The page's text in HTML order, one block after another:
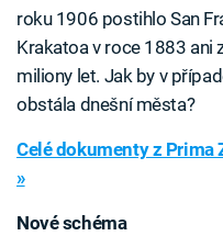
roku 1906 postihlo San
Krakatoa v roce 1883 ani
miliony let. Jak by v
obstála dnešní města?
Celé dokumenty z Prima
»
Nové schéma